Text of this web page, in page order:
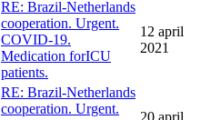
RE: Brazil-Netherlands
cooperation. Urgent.
COVID-19.
Medication forICU
patients.
12 april
2021
RE: Brazil-Netherlands
cooperation. Urgent.
20 april